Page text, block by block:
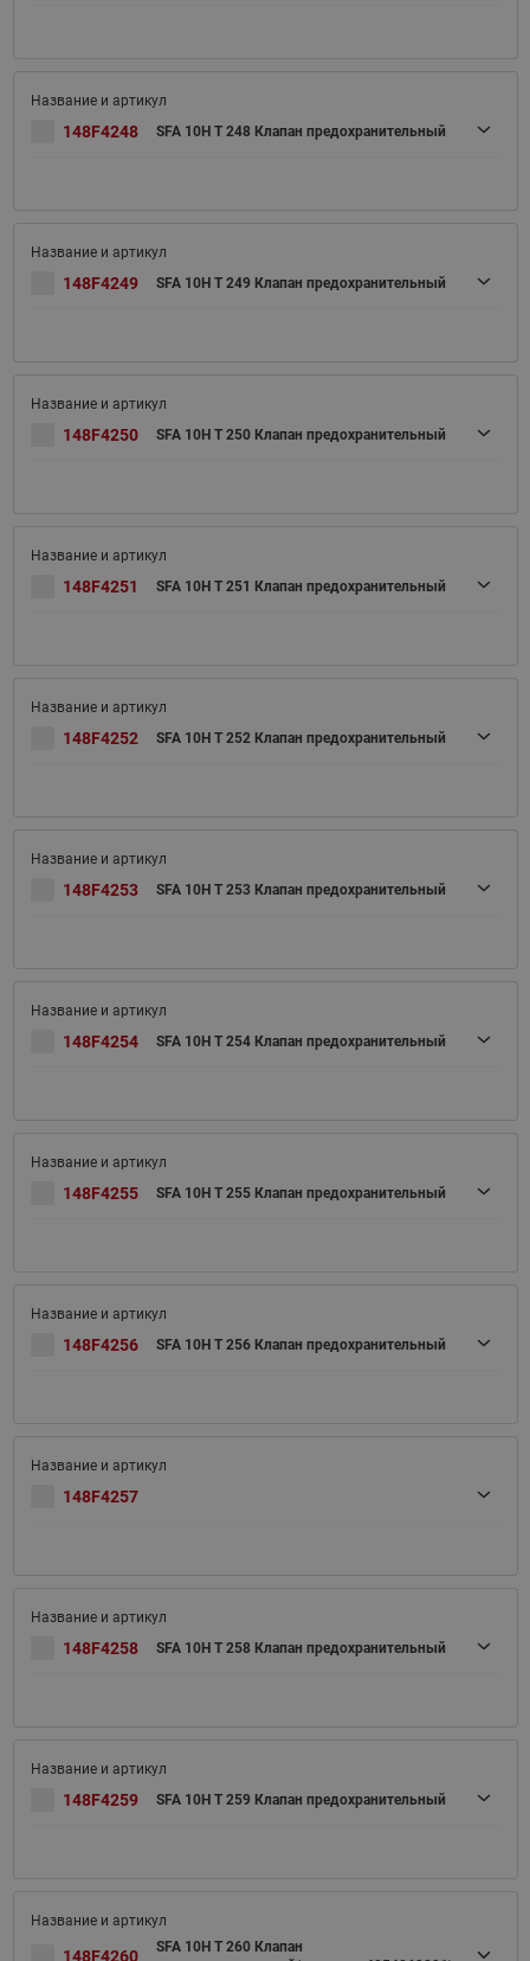
148F4248 SFA 10H T 248 Клапан предохранительный
148F4249 SFA 10H T 249 Клапан предохранительный
148F4250 SFA 10H T 250 Клапан предохранительный
148F4251 SFA 10H T 251 Клапан предохранительный
148F4252 SFA 10H T 252 Клапан предохранительный
148F4253 SFA 10H T 253 Клапан предохранительный
148F4254 SFA 10H T 254 Клапан предохранительный
148F4255 SFA 10H T 255 Клапан предохранительный
148F4256 SFA 10H T 256 Клапан предохранительный
148F4257
148F4258 SFA 10H T 258 Клапан предохранительный
148F4259 SFA 10H T 259 Клапан предохранительный
148F4260
SFA 10H T 260 Клапан